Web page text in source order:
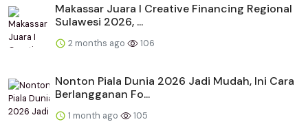
Makassar Juara I Creative Financing Regional
Sulawesi 2026, ...
2 months ago 106
Nonton Piala Dunia 2026 Jadi Mudah, Ini Cara
Berlangganan Fo...
1 month ago 105